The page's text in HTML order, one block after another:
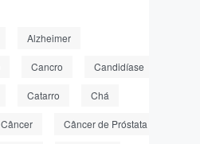
Alzheimer
Cancro Candidíase
Catarro Chá
Câncer Câncer de Próstata